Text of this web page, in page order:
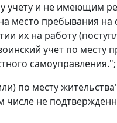
и не имеющим
место пребывания
их на работу
учет по месту
самоуправления.";
по месту
числе не